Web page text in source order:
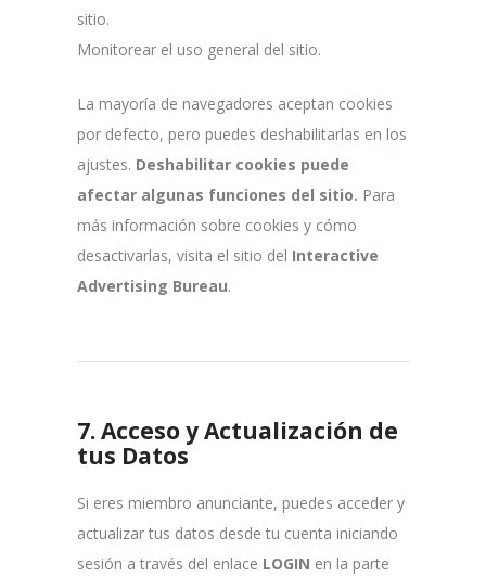
sitio.
Monitorear el uso general del sitio.
La mayoría de navegadores aceptan cookies
por defecto, pero puedes deshabilitarlas en los
ajustes. Deshabilitar cookies puede
afectar algunas funciones del sitio. Para
más información sobre cookies y cómo
desactivarlas, visita el sitio del Interactive
Advertising Bureau.
7.Acceso y Actualización de
tus Datos
Si eres miembro anunciante, puedes acceder y
actualizar tus datos desde tu cuenta iniciando
sesión a través del enlace LOGIN en la parte